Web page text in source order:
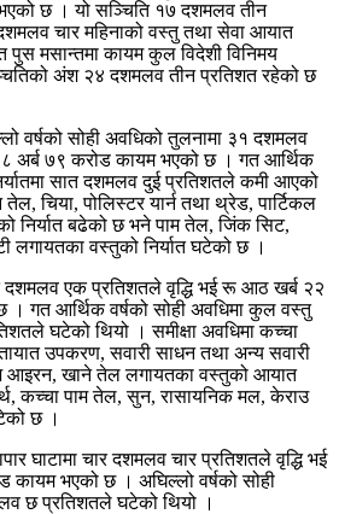
छ । यो सञ्चिति १७ दशमलव तीन
चार महिनाको वस्तु तथा सेवा आयात
पुस मसान्तमा कायम कुल विदेशी विनिमय
अंश २४ दशमलव तीन प्रतिशत रहेको छ
वर्षको सोही अवधिको तुलनामा ३१ दशमलव
अर्ब ७९ करोड कायम भएको छ । गत आर्थिक
सात दशमलव दुई प्रतिशतले कमी आएको
तेल, चिया, पोलिस्टर यार्न तथा थ्रेड, पार्टिकल
निर्यात बढेको छ भने पाम तेल, जिंक सिट,
लगायतका वस्तुको निर्यात घटेको छ ।
एक प्रतिशतले वृद्धि भई रू आठ खर्ब २२
। गत आर्थिक वर्षको सोही अवधिमा कुल वस्तु
घटेको थियो । समीक्षा अवधिमा कच्चा
उपकरण, सवारी साधन तथा अन्य सवारी
आइरन, खाने तेल लगायतका वस्तुको आयात
कच्चा पाम तेल, सुन, रासायनिक मल, केराउ
छ ।
घाटामा चार दशमलव चार प्रतिशतले वृद्धि भई
कायम भएको छ । अघिल्लो वर्षको सोही
छ प्रतिशतले घटेको थियो ।